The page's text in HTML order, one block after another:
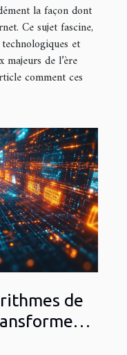
la façon dont
Ce sujet fascine,
et
majeurs de l’ère
comment ces
de
ligne ?